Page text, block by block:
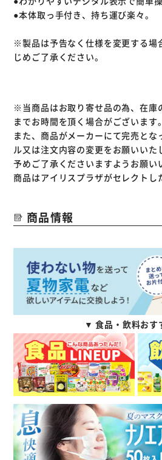
●本体取っ手付き、持ち運び楽々。
※製品は予告なく仕様を変更する場
じめご了承ください。
※当商品はお取り寄せ品の為、在庫
までお時間を頂く場合がございます。
また、商品がメーカーにて完売とな
ル又は注文内容の変更をお願いいた
予めご了承くださいますようお願い
商品はアイリスプラザがセレクトし
商品情報
▼ 食品・飲料おす